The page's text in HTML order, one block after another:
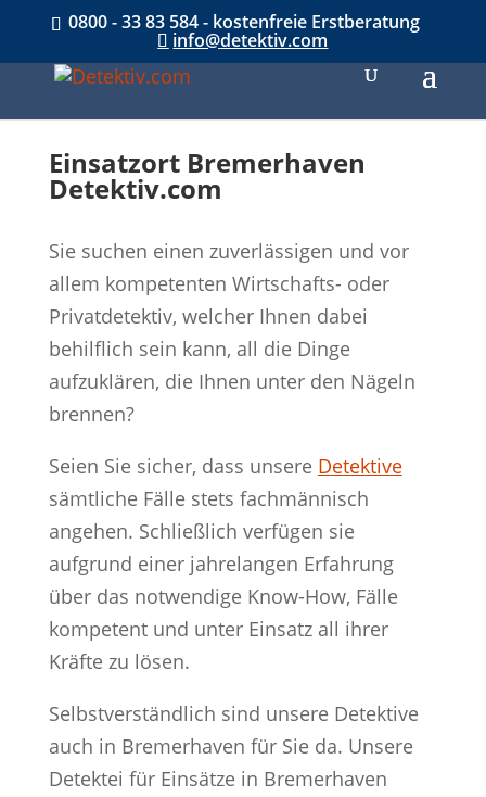
0800 - 33 83 584 - kostenfreie Erstberatung
info@detektiv.com
Einsatzort Bremerhaven
Detektiv.com
Sie suchen einen zuverlässigen und vor
allem kompetenten Wirtschafts- oder
Privatdetektiv, welcher Ihnen dabei
behilflich sein kann, all die Dinge
aufzuklären, die Ihnen unter den Nägeln
brennen?
Seien Sie sicher, dass unsere Detektive
sämtliche Fälle stets fachmännisch
angehen. Schließlich verfügen sie
aufgrund einer jahrelangen Erfahrung
über das notwendige Know-How, Fälle
kompetent und unter Einsatz all ihrer
Kräfte zu lösen.
Selbstverständlich sind unsere Detektive
auch in Bremerhaven für Sie da. Unsere
Detektei für Einsätze in Bremerhaven